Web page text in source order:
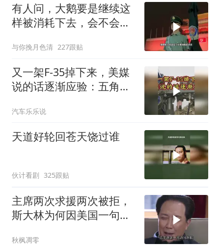
有人问，大鹅要是继续这
样被消耗下去，会不会灭
与你挽月色清 227跟贴
又一架F-35掉下来，美媒
说的话逐渐应验：五角大
汽车乐乐说
天道好轮回苍天饶过谁
伙计看剧 325跟贴
主席两次求援两次被拒，
斯大林为何因美国一句话
秋枫凋零